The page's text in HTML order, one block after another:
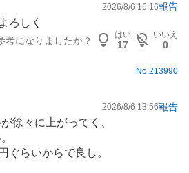
2026/8/6 16:16報告
ろしく
考になりましたか？
はい
17
いいえ
0
No.213990
2026/8/6 13:56報告
徐々に上がってく、
ぐらいからで良し。